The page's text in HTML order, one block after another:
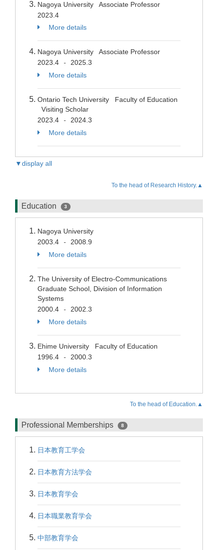
Nagoya University Associate Professor
2023.4
More details
Nagoya University Associate Professor
2023.4
-
2025.3
More details
Ontario Tech University Faculty of Education
Visiting Scholar
2023.4
-
2024.3
More details
▼display all
To the head of Research History.▲
Education 3
Nagoya University
2003.4
-
2008.9
More details
The University of Electro-Communications
Graduate School, Division of Information
Systems
2000.4
-
2002.3
More details
Ehime University Faculty of Education
1996.4
-
2000.3
More details
To the head of Education.▲
Professional Memberships 8
日本教育工学会
日本教育方法学会
日本教育学会
日本職業教育学会
中部教育学会